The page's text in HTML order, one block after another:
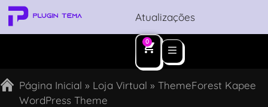
Atualizações
0
Página Inicial » Loja Virtual » ThemeForest Kapee
WordPress Theme